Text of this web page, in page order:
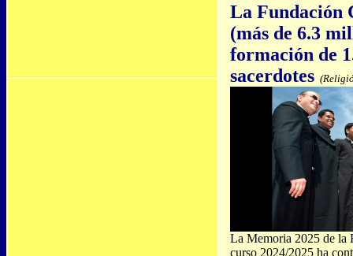
La Fundación
(más de 6.3
formación de
sacerdotes
La Memoria 2025 de la
curso 2024/2025 ha